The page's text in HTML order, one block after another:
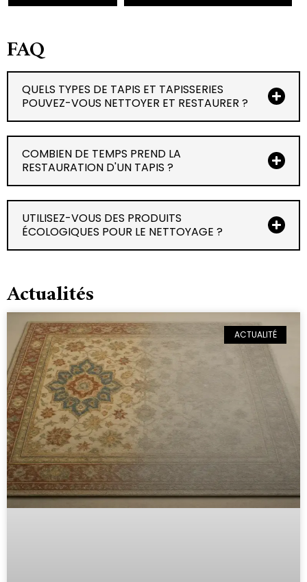
FAQ
QUELS TYPES DE TAPIS ET TAPISSERIES
POUVEZ-VOUS NETTOYER ET RESTAURER ?
COMBIEN DE TEMPS PREND LA
RESTAURATION D'UN TAPIS ?
UTILISEZ-VOUS DES PRODUITS
ÉCOLOGIQUES POUR LE NETTOYAGE ?
Actualités
ACTUALITÉ